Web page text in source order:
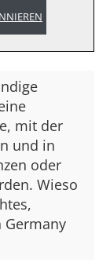
mit der
und in
oder
Wieso
Germany